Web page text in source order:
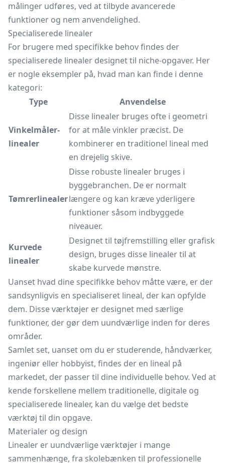
målinger udføres, ved at tilbyde avancerede
funktioner og nem anvendelighed.
Specialiserede linealer
For brugere med specifikke behov findes der
specialiserede linealer designet til niche-opgaver. Her
er nogle eksempler på, hvad man kan finde i denne
kategori:
Type
Anvendelse
Vinkelmåler-
linealer
Disse linealer bruges ofte i geometri
for at måle vinkler præcist. De
kombinerer en traditionel lineal med
en drejelig skive.
Tømrerlinealer
Disse robuste linealer bruges i
byggebranchen. De er normalt
længere og kan kræve yderligere
funktioner såsom indbyggede
niveauer.
Kurvede
linealer
Designet til tøjfremstilling eller grafisk
design, bruges disse linealer til at
skabe kurvede mønstre.
Uanset hvad dine specifikke behov måtte være, er der
sandsynligvis en specialiseret lineal, der kan opfylde
dem. Disse værktøjer er designet med særlige
funktioner, der gør dem uundværlige inden for deres
områder.
Samlet set, uanset om du er studerende, håndværker,
ingeniør eller hobbyist, findes der en lineal på
markedet, der passer til dine individuelle behov. Ved at
kende forskellene mellem traditionelle, digitale og
specialiserede linealer, kan du vælge det bedste
værktøj til din opgave.
Materialer og design
Linealer er uundværlige værktøjer i mange
sammenhænge, fra skolebænken til professionelle